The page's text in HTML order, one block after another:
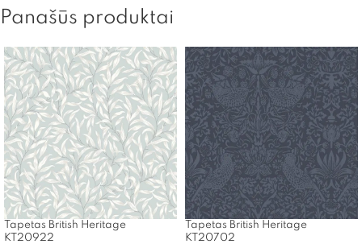
Panašūs produktai
Tapetas British Heritage
KT20922
Tapetas British Heritage
KT20702